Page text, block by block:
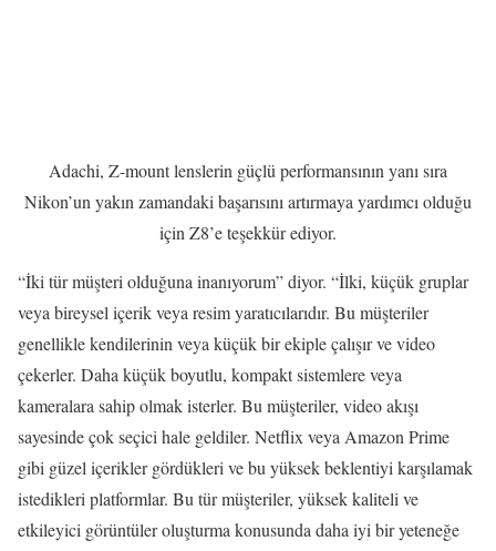
Adachi, Z-mount lenslerin güçlü performansının yanı sıra
Nikon’un yakın zamandaki başarısını artırmaya yardımcı olduğu
için Z8’e teşekkür ediyor.
“İki tür müşteri olduğuna inanıyorum” diyor. “İlki, küçük gruplar
veya bireysel içerik veya resim yaratıcılarıdır. Bu müşteriler
genellikle kendilerinin veya küçük bir ekiple çalışır ve video
çekerler. Daha küçük boyutlu, kompakt sistemlere veya
kameralara sahip olmak isterler. Bu müşteriler, video akışı
sayesinde çok seçici hale geldiler. Netflix veya Amazon Prime
gibi güzel içerikler gördükleri ve bu yüksek beklentiyi karşılamak
istedikleri platformlar. Bu tür müşteriler, yüksek kaliteli ve
etkileyici görüntüler oluşturma konusunda daha iyi bir yeteneğe